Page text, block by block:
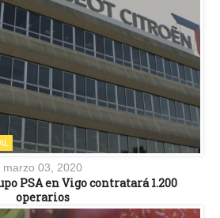
marzo 03, 2020
PSA en Vigo contratará 1.200
operarios